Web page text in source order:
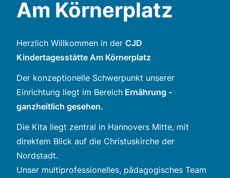
Am Körnerplatz
Herzlich Willkommen in der CJD
Kindertagesstätte Am Körnerplatz
Der konzeptionelle Schwerpunkt unserer
Einrichtung liegt im Bereich Ernährung -
ganzheitlich gesehen.
Die Kita liegt zentral in Hannovers Mitte, mit
direktem Blick auf die Christuskirche der
Nordstadt.
Unser multiprofessionelles, pädagogisches Team